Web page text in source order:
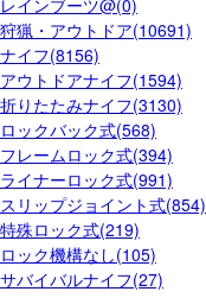
狩猟・アウトドア(10691)
ナイフ(8156)
アウトドアナイフ(1594)
折りたたみナイフ(3130)
ロックバック式(568)
フレームロック式(394)
ライナーロック式(991)
スリップジョイント式(854)
特殊ロック式(219)
ロック機構なし(105)
サバイバルナイフ(27)